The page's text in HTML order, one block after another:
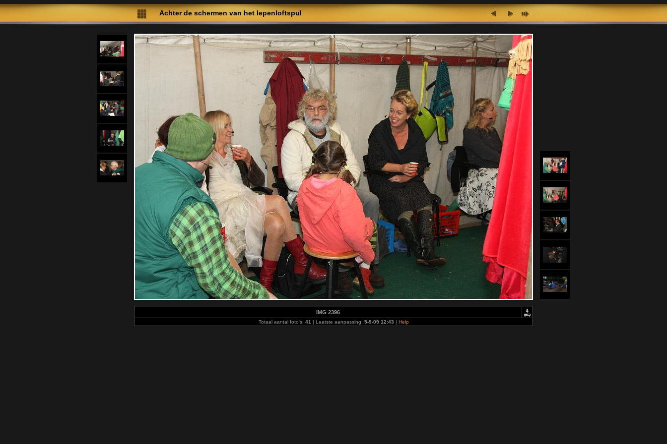
Achter de schermen van het Iepenloftspul
IMG 2396
Totaal aantal foto's: 41 | Laatste aanpassing: 5-9-09 12:43 | Help